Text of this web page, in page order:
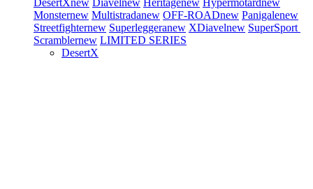
DesertXnew Diavelnew Heritagenew Hypermotardnew
Monsternew Multistradanew OFF-ROADnew Panigalenew
Streetfighternew Superleggeranew XDiavelnew SuperSport
Scramblernew LIMITED SERIES
DesertX